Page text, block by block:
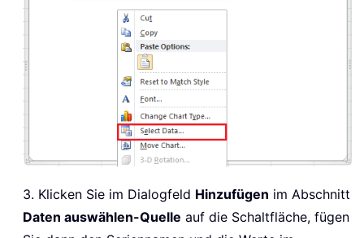
3. Klicken Sie im Dialogfeld Hinzufügen im Abschnitt
Daten auswählen-Quelle auf die Schaltfläche, fügen